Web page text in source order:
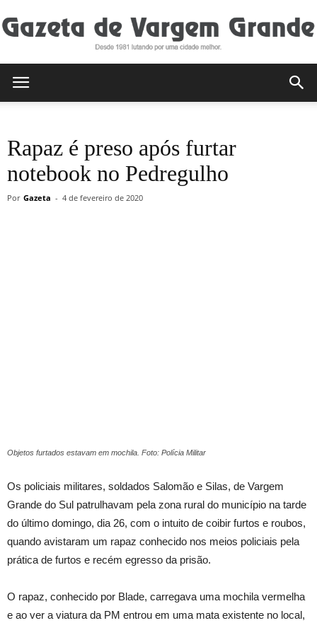
de
Rapaz é preso após furtar
notebook no Pedregulho
Por Gazeta - 4 de fevereiro de 2020
Objetos furtados estavam em mochila. Foto: Polícia Militar
Os policiais militares, soldados Salomão e Silas, de Vargem
Grande do Sul patrulhavam pela zona rural do município na tarde
do último domingo, dia 26, com o intuito de coibir furtos e roubos,
quando avistaram um rapaz conhecido nos meios policiais pela
prática de furtos e recém egresso da prisão.
O rapaz, conhecido por Blade, carregava uma mochila vermelha
e ao ver a viatura da PM entrou em uma mata existente no local,